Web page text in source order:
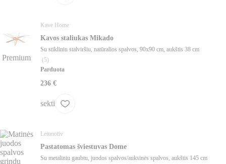
Premium
Kave Home
Kavos staliukas Mikado
Su stikliniu stalviršiu, natūralios spalvos, 90x90 cm, aukštis 38 cm
(5)
Parduota
236 €
sekti
Leitmotiv
Pastatomas šviestuvas Dome
Su metaliniu gaubtu, juodos spalvos/auksinės spalvos, aukštis 145 cm